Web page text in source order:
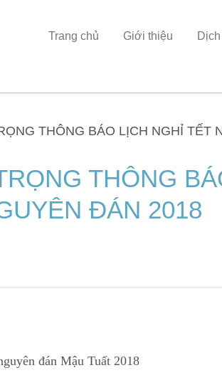
Trang chủ Giới thiệu
THÔNG BÁO LỊCH NGHỈ TẾT
THÔNG
ĐÁN 2018
đán Mậu Tuất 2018